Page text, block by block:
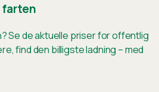
farten
Se de aktuelle priser for offentlig
find den billigste ladning – med